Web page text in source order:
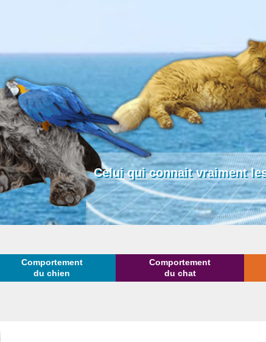
Celui qui connait vraiment
Comportement
du chien
Comportement
du chat